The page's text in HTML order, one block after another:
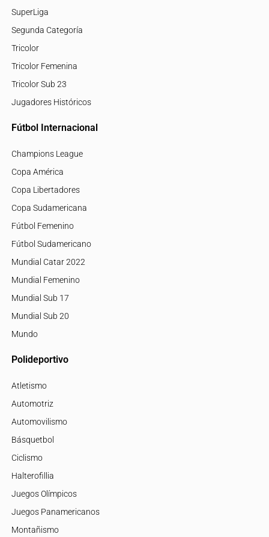
SuperLiga
Segunda Categoría
Tricolor
Tricolor Femenina
Tricolor Sub 23
Jugadores Históricos
Fútbol Internacional
Champions League
Copa América
Copa Libertadores
Copa Sudamericana
Fútbol Femenino
Fútbol Sudamericano
Mundial Catar 2022
Mundial Femenino
Mundial Sub 17
Mundial Sub 20
Mundo
Polideportivo
Atletismo
Automotriz
Automovilismo
Básquetbol
Ciclismo
Halterofillia
Juegos Olímpicos
Juegos Panamericanos
Montañismo